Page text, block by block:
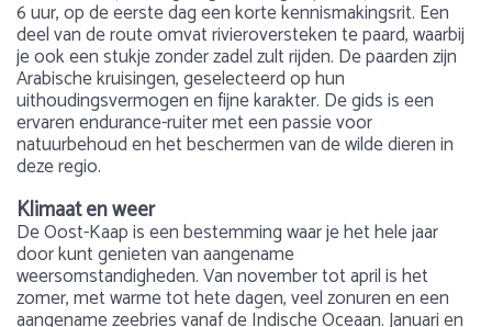
6 uur, op de eerste dag een korte kennismakingsrit. Een
deel van de route omvat rivieroversteken te paard, waarbij
je ook een stukje zonder zadel zult rijden. De paarden zijn
Arabische kruisingen, geselecteerd op hun
uithoudingsvermogen en fijne karakter. De gids is een
ervaren endurance-ruiter met een passie voor
natuurbehoud en het beschermen van de wilde dieren in
deze regio.
Klimaat en weer
De Oost-Kaap is een bestemming waar je het hele jaar
door kunt genieten van aangename
weersomstandigheden. Van november tot april is het
zomer, met warme tot hete dagen, veel zonuren en een
aangename zeebries vanaf de Indische Oceaan. Januari en